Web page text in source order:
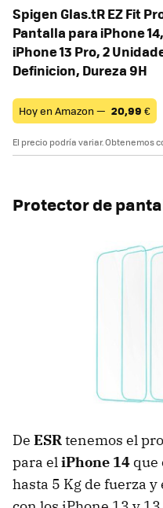
Spigen Glas.tR EZ Fit
Pantalla para iPhone
iPhone 13 Pro, 2
Definicion, Dureza 9H
Hoy en Amazon — 20,99 €
El precio podría variar. Obtenemos
Protector de
De ESRtenemos el
para eliPhone 14 que
hasta 5 Kg de fuerza